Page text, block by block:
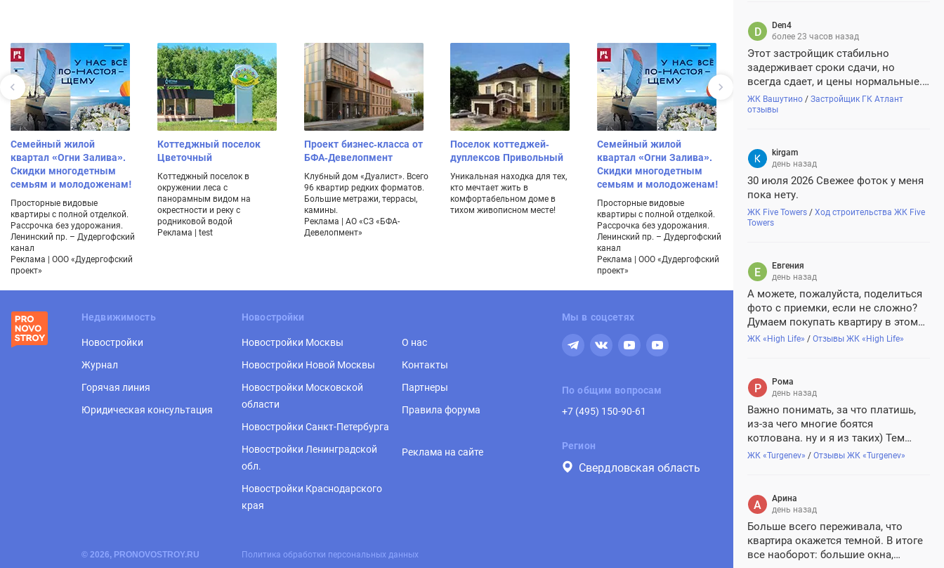
Den4
более 23 часов назад
Этот застройщик стабильно
задерживает сроки сдачи, но
всегда сдает, и цены нормальные.
Плюс аккредитован во всех
крупных банках. Думаю, все будет
ЖК Вашутино / Застройщик ГК Атлант
отзывы
kirgam
день назад
30 июля 2026 Свежее фоток у меня
пока нету.
ЖК Five Towers / Ход строительства ЖК Five
Towers
Евгения
день назад
А можете, пожалуйста, поделиться
фото с приемки, если не сложно?
Думаем покупать квартиру в этом
жк, хочется понимать, с чем
ЖК «High Life» / Отзывы ЖК «High Life»
Рома
день назад
Важно понимать, за что платишь,
из-за чего многие боятся
котлована. ну и я из таких) Тем
более когда за ту же стоимость
что квартиры с отделкой уже
готовые, качественные
натуральные...
ЖК «Turgenev» / Отзывы ЖК «Turgenev»
Арина
день назад
Больше всего переживала, что
квартира окажется темной. В итоге
все наоборот: большие окна,
Семейный жилой
квартал «Огни Залива».
Скидки многодетным
семьям и молодоженам!
Просторные видовые
квартиры с полной отделкой.
Рассрочка без удорожания.
Ленинский пр. – Дудергофский
канал
Реклама | ООО «Дудергофский
проект»
Коттеджный поселок
Цветочный
Коттеджный поселок в
окружении леса с
панорамным видом на
окрестности и реку с
родниковой водой
Реклама | test
Проект бизнес-класса от
БФА-Девелопмент
Клубный дом «Дуалист». Всего
96 квартир редких форматов.
Большие метражи, террасы,
камины.
Реклама | АО «СЗ «БФА-
Девелопмент»
Поселок коттеджей-
дуплексов Привольный
Уникальная находка для тех,
кто мечтает жить в
комфортабельном доме в
тихом живописном месте!
Семейный жилой
квартал «Огни Залива».
Скидки многодетным
семьям и молодоженам!
Просторные видовые
квартиры с полной отделкой.
Рассрочка без удорожания.
Ленинский пр. – Дудергофский
канал
Реклама | ООО «Дудергофский
проект»
Цветочный
Коттеджный поселок в
панорамным видом на
окрестности и реку с
родниковой водой
Клубный дом
96 квартир
камины.
Недвижимость
Новостройки
Журнал
Горячая линия
Юридическая консультация
Новостройки
Новостройки Москвы
Новостройки Новой Москвы
Новостройки Московской
области
Новостройки Санкт-Петербурга
Новостройки Ленинградской
обл.
Новостройки Краснодарского
края
О нас
Контакты
Партнеры
Правила форума
Реклама на сайте
Мы в соцсетях
По общим вопросам
+7 (495) 150-90-61
Регион
Свердловская область
© 2026, PRONOVOSTROY.RU Политика обработки персональных данных